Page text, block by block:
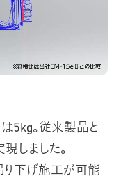
5kg。従来製品と
しました。
り下げ施工が可能